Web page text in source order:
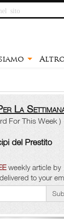
nel sito
La
For This Week )
del Prestito
weekly article by
to your